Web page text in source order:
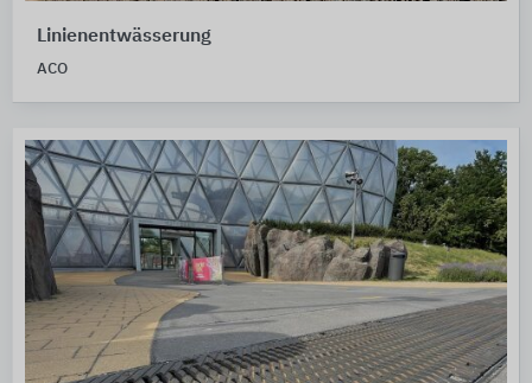
Linienentwässerung
ACO